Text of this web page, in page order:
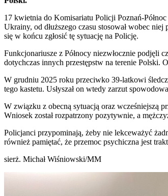
17 kwietnia do Komisariatu Policji Poznań-
Ukrainy, od dłuższego czasu stosował wobec
się w końcu zgłosić tę sytuację na Policję.
Funkcjonariusze z Północy niezwłocznie podjęli
dotychczas innych przestępstw na terenie Polski.
W grudniu 2025 roku przeciwko 39-latkowi
tego kastetu. Usłyszał on wtedy zarzut
W związku z obecną sytuacją oraz wcześniejszą
Wniosek został rozpatrzony pozytywnie, a
Policjanci przypominają, żeby nie lekceważyć
również pamiętać, że przemoc psychiczna jest
sierż. Michał Wiśniowski/MM